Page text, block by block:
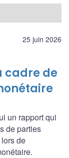
25 juin 2026
cadre de
un rapport qui
de parties
de